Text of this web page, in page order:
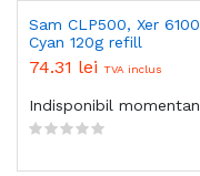
Sam CLP500, Xer 6100
Cyan 120g refill
74.31 lei TVA inclus
Indisponibil momentan